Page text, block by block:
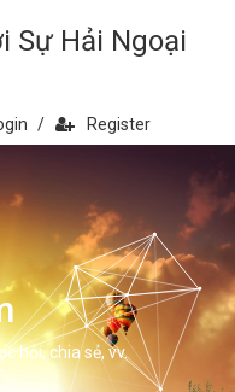
Sự Hải Ngoại
/ Register
hỏi, chia sẻ, vv.